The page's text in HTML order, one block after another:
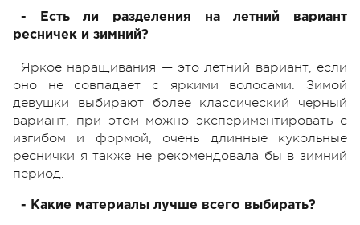
- Есть ли разделения на летний вариант
ресничек и зимний?
Яркое наращивания — это летний вариант, если
оно не совпадает с яркими волосами. Зимой
девушки выбирают более классический черный
вариант, при этом можно экспериментировать с
изгибом и формой, очень длинные кукольные
реснички я также не рекомендовала бы в зимний
период.
- Какие материалы лучше всего выбирать?